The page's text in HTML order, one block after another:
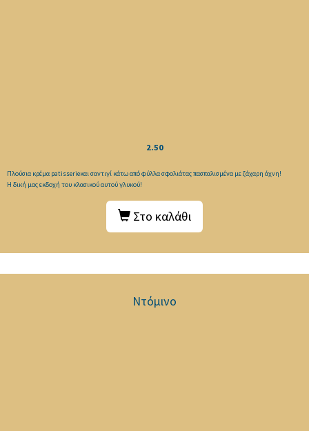
2.50
Πλούσια κρέμα patisserieκαι σαντιγί κάτω από φύλλα σφολιάτας πασπαλισμένα με ζάχαρη άχνη!
Η δική μας εκδοχή του κλασικού αυτού γλυκού!
Στο καλάθι
Ντόμινο